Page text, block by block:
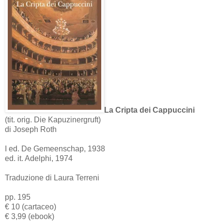
La Cripta dei Cappuccini
(tit. orig. Die Kapuzinergruft)
di Joseph Roth
I ed. De Gemeenschap, 1938
ed. it. Adelphi, 1974
Traduzione di Laura Terreni
pp. 195
€ 10 (cartaceo)
€ 3,99 (ebook)